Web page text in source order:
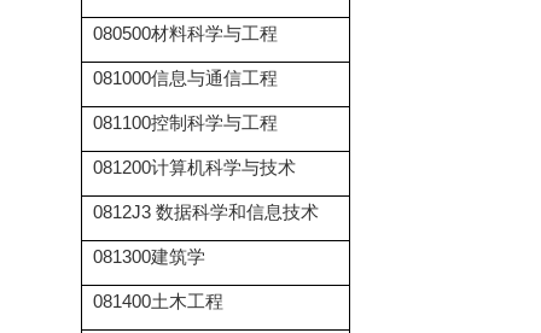
080500材料科学与工程
081000信息与通信工程
081100控制科学与工程
081200计算机科学与技术
0812J3 数据科学和信息技术
081300建筑学
081400土木工程